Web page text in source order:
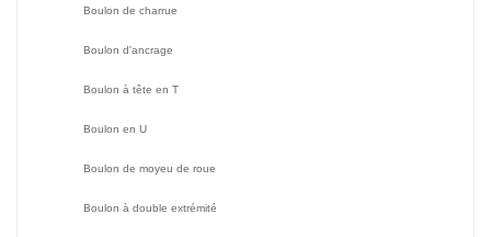
Boulon de charrue
Boulon d'ancrage
Boulon à tête en T
Boulon en U
Boulon de moyeu de roue
Boulon à double extrémité